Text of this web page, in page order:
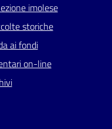
imolese
storiche
ai fondi
on-line